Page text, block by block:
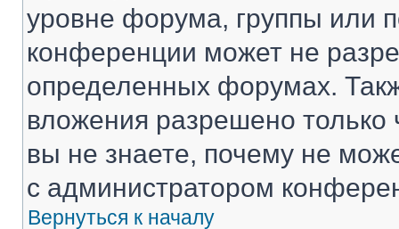
уровне форума, группы или
конференции может не
определенных форумах.
вложения разрешено
вы не знаете, почему не
с администратором
Вернуться к началу